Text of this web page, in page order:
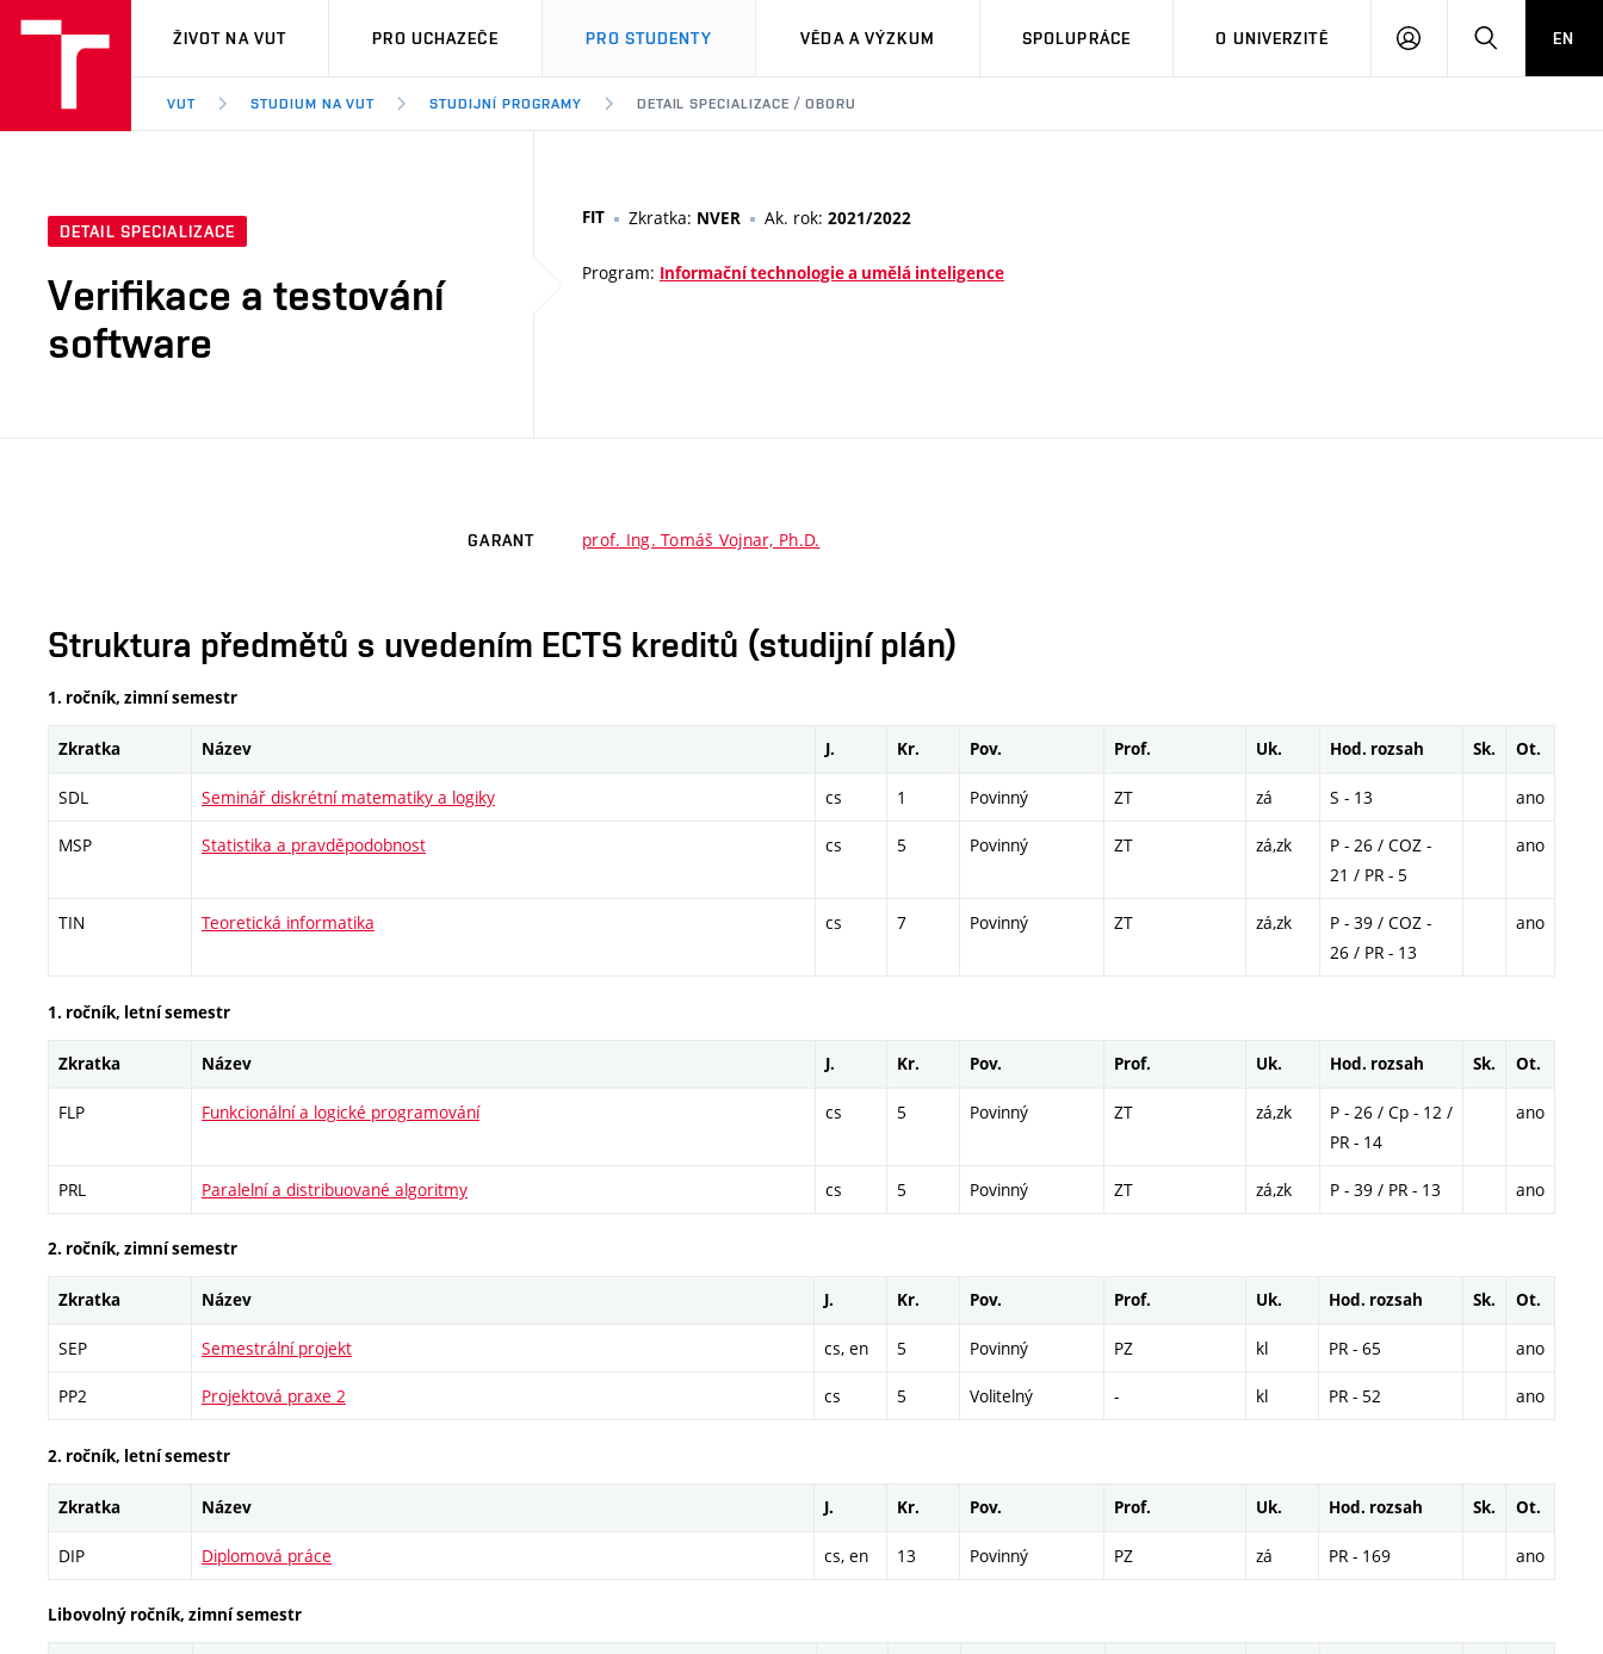
VUT
ŽIVOT NA VUT PRO UCHAZEČE PRO STUDENTY VĚDA A VÝZKUM SPOLUPRÁCE O UNIVERZITĚ
PŘIHLÁSIT HLEDATEN
VUT STUDIUM NA VUT STUDIJNÍ PROGRAMY DETAIL SPECIALIZACE / OBORU
DETAIL SPECIALIZACE
Verifikace a testování
software
FIT Zkratka: NVER Ak. rok: 2021/2022
Program: Informační technologie a umělá inteligence
GARANT prof. Ing. Tomáš Vojnar, Ph.D.
Struktura předmětů s uvedením ECTS kreditů (studijní plán)
1. ročník, zimní semestr
Zkratka Název J. Kr. Pov. Prof. Uk. Hod. rozsah Sk. Ot.
SDL Seminář diskrétní matematiky a logiky cs 1 Povinný ZT zá S - 13 ano
MSP Statistika a pravděpodobnost cs 5 Povinný ZT zá,zk
P - 26 / COZ -
21 / PR - 5
ano
TIN Teoretická informatika cs 7 Povinný ZT zá,zk
P - 39 / COZ -
26 / PR - 13
ano
1. ročník, letní semestr
Zkratka Název J. Kr. Pov. Prof. Uk. Hod. rozsah Sk. Ot.
FLP Funkcionální a logické programování cs 5 Povinný ZT zá,zk
P - 26 / Cp - 12 /
PR - 14
ano
PRL Paralelní a distribuované algoritmy cs 5 Povinný ZT zá,zk P - 39 / PR - 13 ano
2. ročník, zimní semestr
Zkratka Název J. Kr. Pov. Prof. Uk. Hod. rozsah Sk. Ot.
SEP Semestrální projekt cs, en 5 Povinný PZ kl PR - 65 ano
PP2 Projektová praxe 2 cs 5 Volitelný - kl PR - 52 ano
2. ročník, letní semestr
Zkratka Název J. Kr. Pov. Prof. Uk. Hod. rozsah Sk. Ot.
DIP Diplomová práce cs, en 13 Povinný PZ zá PR - 169 ano
Libovolný ročník, zimní semestr